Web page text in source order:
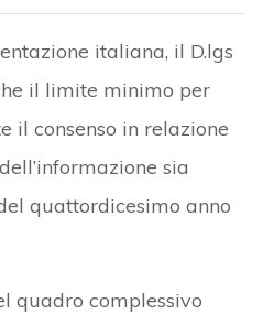
italiana, il D.lgs
il limite minimo per
il consenso in relazione
sia
quattordicesimo anno
quadro complessivo